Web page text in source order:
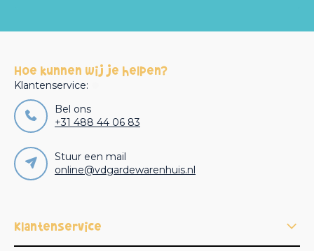
Hoe kunnen wij je helpen?
Klantenservice:
Bel ons
+31 488 44 06 83
Stuur een mail
online@vdgardewarenhuis.nl
Klantenservice